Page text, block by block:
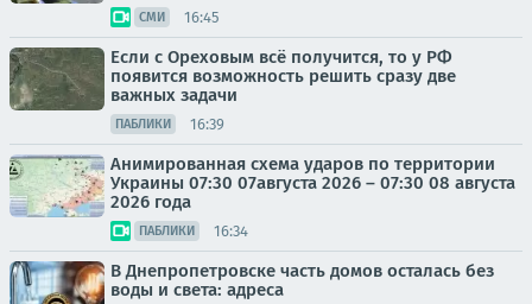
СМИ 16:45
Если с Ореховым всё получится, то у РФ
появится возможность решить сразу две
важных задачи
ПАБЛИКИ 16:39
Анимированная схема ударов по территории
Украины 07:30 07августа 2026 – 07:30 08 августа
2026 года
ПАБЛИКИ 16:34
В Днепропетровске часть домов осталась без
воды и света: адреса